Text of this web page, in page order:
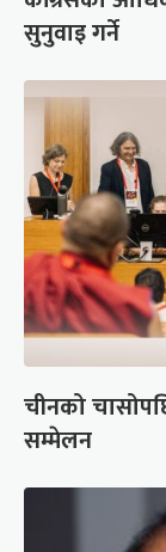
सुनुवाइ गर्ने
चीनको
सम्मेलन